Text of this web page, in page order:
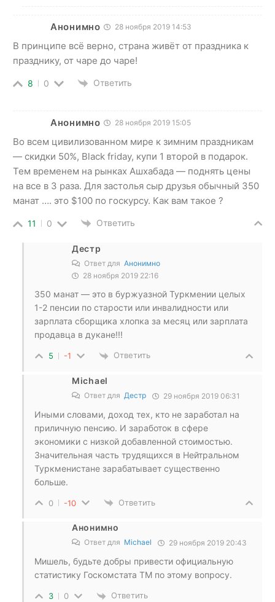
Анонимно 28 ноября 2019 14:53
В принципе всё верно, страна живёт от праздника к
празднику, от чаре до чаре!
8 0 Ответить
Анонимно 28 ноября 2019 15:05
Во всем цивилизованном мире к зимним праздникам
— скидки 50%, Black friday, купи 1 второй в подарок.
Тем временем на рынках Ашхабада — поднять цены
на все в 3 раза. Для застолья сыр друзья обычный 350
манат …. это $100 по госкурсу. Как вам такое ?
11 0 Ответить
Дестр
Ответ для Анонимно
28 ноября 2019 22:16
350 манат — это в буржуазной Туркмении целых
1-2 пенсии по старости или инвалидности или
зарплата сборщика хлопка за месяц или зарплата
продавца в дукане!!!
5 -1 Ответить
Michael
Ответ для Дестр 29 ноября 2019 06:31
Иными словами, доход тех, кто не заработал на
приличную пенсию. И заработок в сфере
экономики с низкой добавленной стоимостью.
Значительная часть трудящихся в Нейтральном
Туркменистане зарабатывает существенно
больше.
0 -10 Ответить
Анонимно
Ответ для Michael 29 ноября 2019 20:43
Мишель, будьте добры привести официальную
статистику Госкомстата ТМ по этому вопросу.
3 0 Ответить